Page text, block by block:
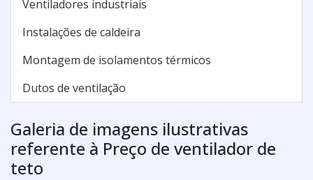
Ventiladores industriais
Instalações de caldeira
Montagem de isolamentos térmicos
Dutos de ventilação
Galeria de imagens ilustrativas
referente à Preço de ventilador de
teto